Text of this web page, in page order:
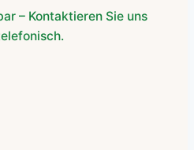
– Kontaktieren Sie uns